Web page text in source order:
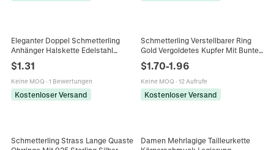
Eleganter Doppel Schmetterling
Anhänger Halskette Edelstahl
Perlmutt Einlage 18K Vergoldet
Schmuck Für Damen
$1.31
Keine MOQ · 1 Bewertungen
Kostenloser Versand
Schmetterling Verstellbarer Ring
Gold Vergoldetes Kupfer Mit Bunten
Zirkonia Elegant Schmuck Für
Frauen
$1.70-1.96
Keine MOQ · 12 Aufrufe
Kostenloser Versand
Schmetterling Strass Lange Quaste
Damen Mehrlagige Tailleurkette